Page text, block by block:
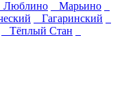
Люблино
Марьино
Гагаринский
Тёплый Стан